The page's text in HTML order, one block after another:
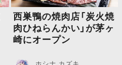
西巣鴨の焼肉店「炭火焼
肉ひねらんかい」が茅ヶ
崎にオープン